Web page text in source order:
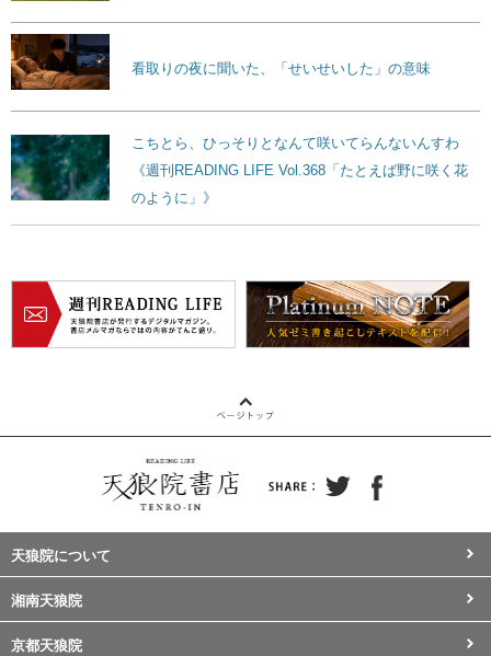
看取りの夜に聞いた、「せいせいした」の意味
こちとら、ひっそりとなんて咲いてらんないんすわ
《週刊READING LIFE Vol.368「たとえば野に咲く花
のように」》
天狼院について
湘南天狼院
京都天狼院